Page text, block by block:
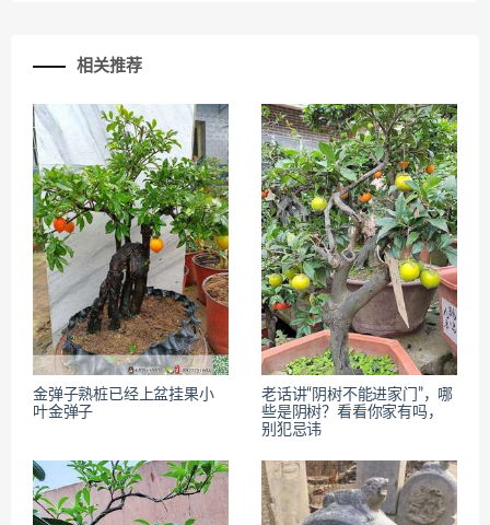
相关推荐
金弹子熟桩已经上盆挂果小
叶金弹子
老话讲“阴树不能进家门”，哪
些是阴树？看看你家有吗，
别犯忌讳